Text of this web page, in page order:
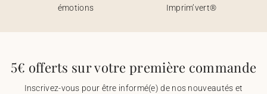
émotions
Imprim’vert®
5€ offerts sur votre première commande
Inscrivez-vous pour être informé(e) de nos nouveautés et